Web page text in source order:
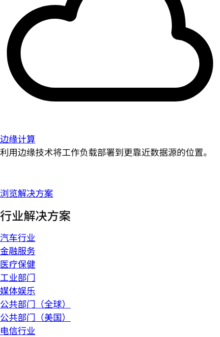
边缘计算
利用边缘技术将工作负载部署到更靠近数据源的位置。
浏览解决方案
行业解决方案
汽车行业
金融服务
医疗保健
工业部门
媒体娱乐
公共部门（全球）
公共部门（美国）
电信行业